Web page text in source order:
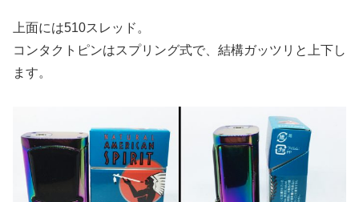
上面には510スレッド。
コンタクトピンはスプリング式で、結構ガッツリと上下し
ます。